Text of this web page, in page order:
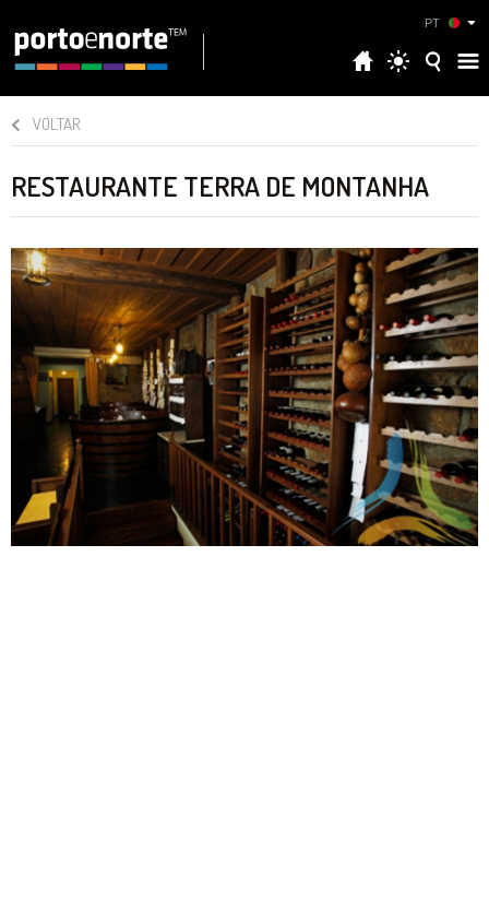
PT
VOLTAR
RESTAURANTE TERRA DE MONTANHA